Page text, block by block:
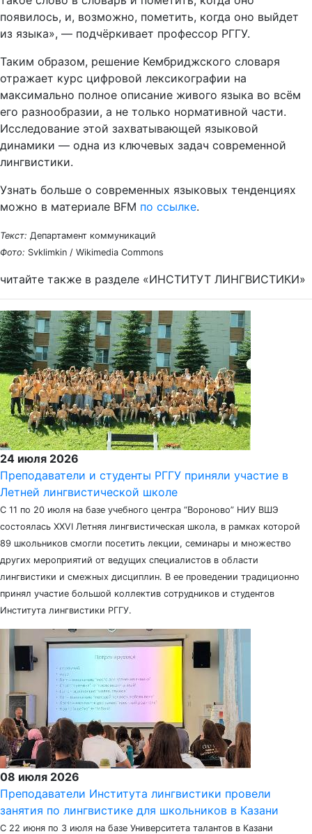
появилось, и, возможно, пометить, когда оно выйдет
из языка», — подчёркивает профессор РГГУ.
Таким образом, решение Кембриджского словаря
отражает курс цифровой лексикографии на
максимально полное описание живого языка во всём
его разнообразии, а не только нормативной части.
Исследование этой захватывающей языковой
динамики — одна из ключевых задач современной
лингвистики.
Узнать больше о современных языковых тенденциях
можно в материале BFM по ссылке.
Текст: Департамент коммуникаций
Фото: Svklimkin / Wikimedia Commons
читайте также в разделе «ИНСТИТУТ ЛИНГВИСТИКИ»
24 июля 2026
Преподаватели и студенты РГГУ приняли участие в
Летней лингвистической школе
С 11 по 20 июля на базе учебного центра “Вороново” НИУ ВШЭ
состоялась XXVI Летняя лингвистическая школа, в рамках которой
89 школьников смогли посетить лекции, семинары и множество
других мероприятий от ведущих специалистов в области
лингвистики и смежных дисциплин. В ее проведении традиционно
принял участие большой коллектив сотрудников и студентов
Института лингвистики РГГУ.
08 июля 2026
Преподаватели Института лингвистики провели
занятия по лингвистике для школьников в Казани
С 22 июня по 3 июля на базе Университета талантов в Казани